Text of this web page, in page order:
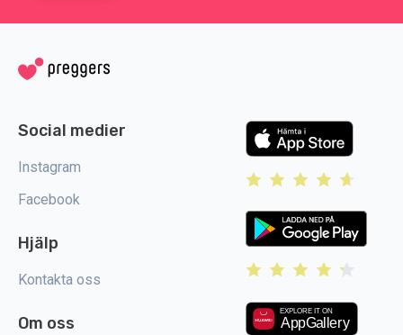
Social medier
Instagram
Facebook
Hjälp
Kontakta oss
Om oss